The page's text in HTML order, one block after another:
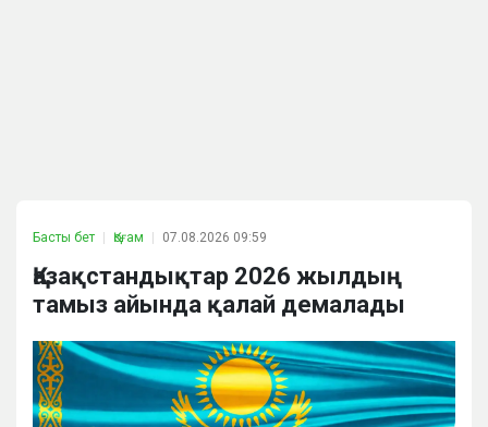
Басты бет Қоғам 07.08.2026 09:59
Қазақстандықтар 2026 жылдың
тамыз айында қалай демалады